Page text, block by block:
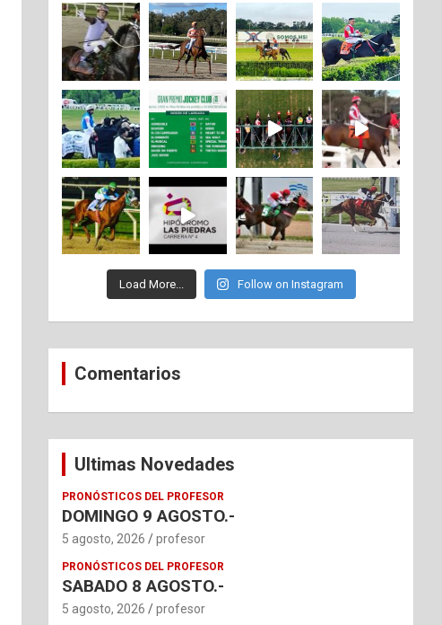
Load More... Follow on Instagram
Comentarios
Ultimas Novedades
PRONÓSTICOS DEL PROFESOR
DOMINGO 9 AGOSTO.-
5 agosto, 2026 profesor
PRONÓSTICOS DEL PROFESOR
SABADO 8 AGOSTO.-
5 agosto, 2026 profesor